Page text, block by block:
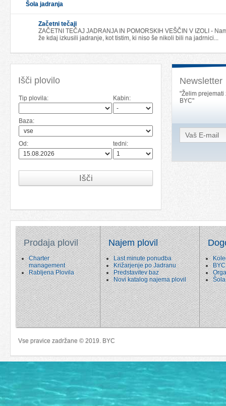
Šola jadranja
Začetni tečaji
ZAČETNI TEČAJ JADRANJA IN POMORSKIH VEŠČIN V IZOLI -
že kdaj izkusili jadranje, kot tistim, ki niso še nikoli bili na jadrnici...
Išči plovilo
Tip plovila: Kabin:
Baza:
Od: tedni:
Išči
Newsletter
"Želim
BYC"
Prodaja plovil
Charter
management
Rabljena Plovila
Najem plovil
Last minute ponudba
Križarjenje po Jadranu
Predstavitev baz
Novi katalog najema plovil
Vse pravice zadržane © 2019. BYC